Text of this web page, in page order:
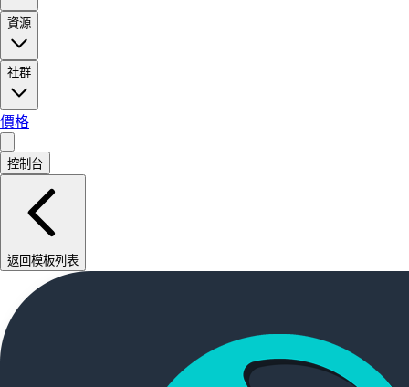
資源
社群
價格
控制台
返回模板列表